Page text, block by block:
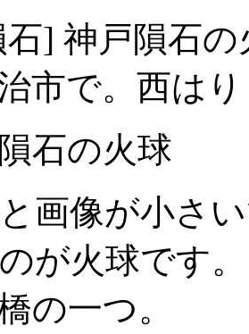
] 神戸隕石
市で。西は
石の火球
画像が小さ
が火球です
の一つ。